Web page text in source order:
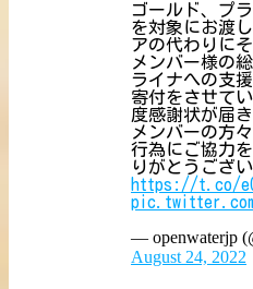
ゴールド、プ
を対象にお渡
アの代わりに
メンバー様の
ライナへの支援
寄付をさせて
度感謝状が届き
メンバーの方
行為にご協力
りがとうござい
https://t.co/
— openwaterjp
August 24, 2022